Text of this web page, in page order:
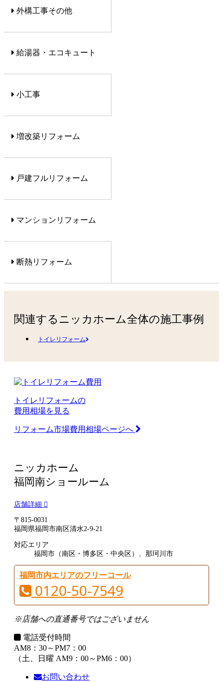
外構工事その他
給湯器・エコキュート
小工事
増改築リフォーム
戸建フルリフォーム
マンションリフォーム
断熱リフォーム
関連するニッカホーム全体の施工事例
トイレリフォーム
トイレリフォームの
費用相場を見る
リフォーム市場費用相場ページへ
ニッカホーム
福岡南ショールーム
店舗詳細
〒815-0031
福岡県福岡市南区清水2-9-21
対応エリア
福岡市（南区・博多区・中央区）、那珂川市
福岡市内エリアのフリーコール
0120-50-7549
※店舗への直通番号ではございません
電話受付時間
AM8：30～PM7：00
（土、日曜 AM9：00～PM6：00）
お問い合わせ